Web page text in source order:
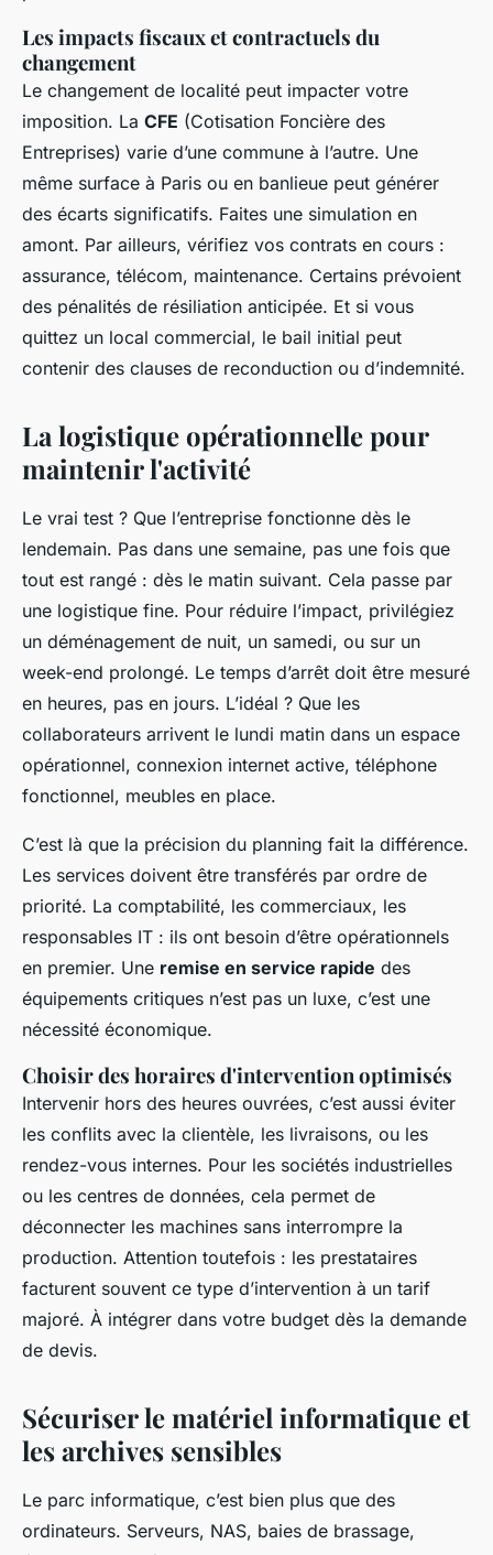
Les impacts fiscaux et contractuels du
changement
Le changement de localité peut impacter votre
imposition. La CFE (Cotisation Foncière des
Entreprises) varie d’une commune à l’autre. Une
même surface à Paris ou en banlieue peut générer
des écarts significatifs. Faites une simulation en
amont. Par ailleurs, vérifiez vos contrats en cours :
assurance, télécom, maintenance. Certains prévoient
des pénalités de résiliation anticipée. Et si vous
quittez un local commercial, le bail initial peut
contenir des clauses de reconduction ou d’indemnité.
La logistique opérationnelle pour
maintenir l'activité
Le vrai test ? Que l’entreprise fonctionne dès le
lendemain. Pas dans une semaine, pas une fois que
tout est rangé : dès le matin suivant. Cela passe par
une logistique fine. Pour réduire l’impact, privilégiez
un déménagement de nuit, un samedi, ou sur un
week-end prolongé. Le temps d’arrêt doit être mesuré
en heures, pas en jours. L’idéal ? Que les
collaborateurs arrivent le lundi matin dans un espace
opérationnel, connexion internet active, téléphone
fonctionnel, meubles en place.
C’est là que la précision du planning fait la différence.
Les services doivent être transférés par ordre de
priorité. La comptabilité, les commerciaux, les
responsables IT : ils ont besoin d’être opérationnels
en premier. Une remise en service rapide des
équipements critiques n’est pas un luxe, c’est une
nécessité économique.
Choisir des horaires d'intervention optimisés
Intervenir hors des heures ouvrées, c’est aussi éviter
les conflits avec la clientèle, les livraisons, ou les
rendez-vous internes. Pour les sociétés industrielles
ou les centres de données, cela permet de
déconnecter les machines sans interrompre la
production. Attention toutefois : les prestataires
facturent souvent ce type d’intervention à un tarif
majoré. À intégrer dans votre budget dès la demande
de devis.
Sécuriser le matériel informatique et
les archives sensibles
Le parc informatique, c’est bien plus que des
ordinateurs. Serveurs, NAS, baies de brassage,